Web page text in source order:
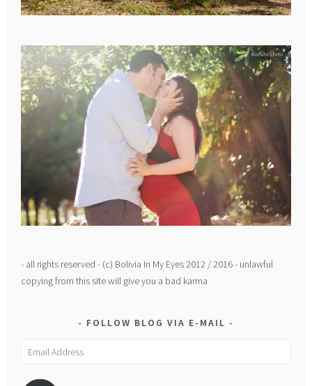
- all rights reserved - (c) Bolivia In My Eyes 2012 / 2016 - unlawful
copying from this site will give you a bad karma
FOLLOW BLOG VIA E-MAIL
Email